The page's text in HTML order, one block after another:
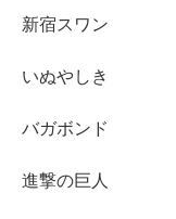
新宿スワン
いぬやしき
バガボンド
進撃の巨人